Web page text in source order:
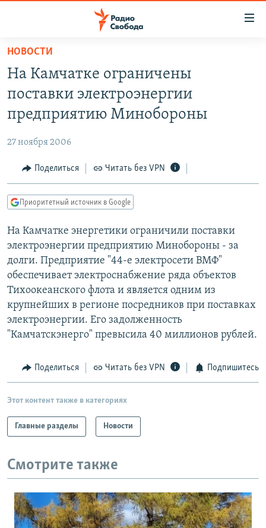
упрощенного
доступа
основному
Вернутся
Вернутся
поиску
АВТОРСКИЕ ПРОЕКТЫ
МНЕНИЯ
КУЛЬТУРА
КАВКАЗ.РЕАЛИИ
СЕВЕР.РЕАЛИИ
СИБИРЬ.РЕАЛИИ
РАСПИСАНИЕ ВЕЩАНИЯ
ПОДПИШИТЕСЬ НА РАССЫЛКУ
СОЦИАЛЬНЫЕ СЕТИ
НОВОСТИ
На Камчатке ограничены
поставки электроэнергии
предприятию Минобороны
27 ноября 2006
Поделиться Читать без VPN
Приоритетный источник в Google
На Камчатке энергетики ограничили поставки
электроэнергии предприятию Минобороны - за
долги. Предприятие "44-е электросети ВМФ"
обеспечивает электроснабжение ряда объектов
Тихоокеанского флота и является одним из
крупнейших в регионе посредников при поставках
электроэнергии. Его задолженность
"Камчатскэнерго" превысила 40 миллионов рублей.
Поделиться Читать без VPN Подпишитесь
Этот контент также в категориях
Главные разделы Новости
Смотрите также